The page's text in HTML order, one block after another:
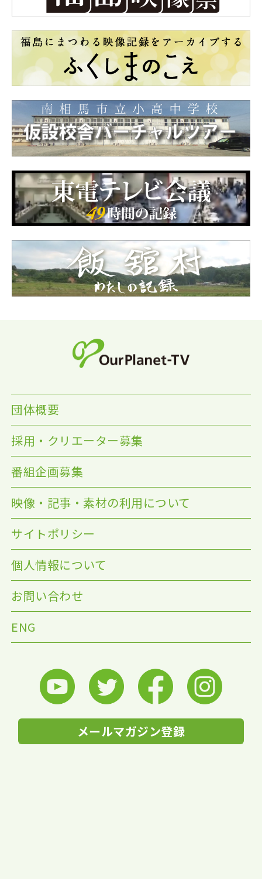
団体概要
採用・クリエーター募集
番組企画募集
映像・記事・素材の利用について
サイトポリシー
個人情報について
お問い合わせ
ENG
メールマガジン登録